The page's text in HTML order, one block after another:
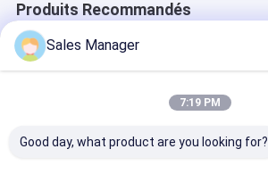
Produits Recommandés
Sales Manager
7:19 PM
Good day, what product are you looking for?